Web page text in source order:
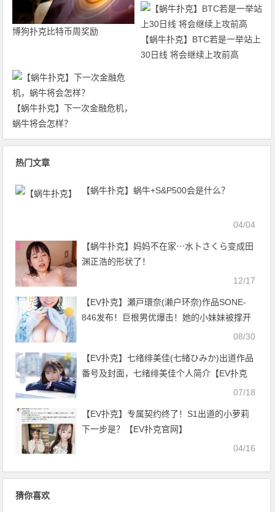
博狗扑克比特币周奖励
【蜗牛扑克】BTC若是一举站上
30日线 将会继续上攻前高
【蜗牛扑克】下一次金融危机，
蜗牛将会怎样？
热门文章
【蜗牛扑克】蜗牛+S&P500会是什么？
04/04
【蜗牛扑克】妈妈不在家⋯水卜さくら变成田
渊正浩的形状了！
12/17
【EV扑克】瀬戸環奈(濑户环奈)作品SONE-
846发布！巨根男优爆击！她的小妹妹被撑开
08/30
【EV扑克】七绪绯美佳(七緒ひみか)出道作品
番号及封面，七绪绯美佳个人简介【EV扑克
07/18
【EV扑克】专属契约终了！S1出道的小萝莉
下一步是？【EV扑克官网】
04/16
猜你喜欢